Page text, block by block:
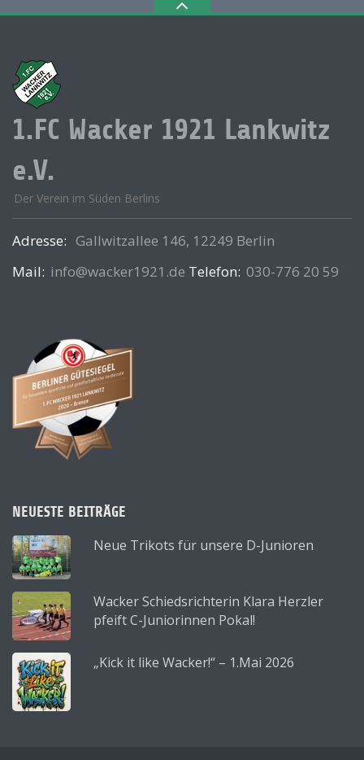
1.FC Wacker 1921 Lankwitz
e.V.
Der Verein im Süden Berlins
Adresse: Gallwitzallee 146, 12249 Berlin
Mail: info@wacker1921.de Telefon: 030-776 20 59
NEUESTE BEITRÄGE
Neue Trikots für unsere D-Junioren
Wacker Schiedsrichterin Klara Herzler
pfeift C-Juniorinnen Pokal!
„Kick it like Wacker!“ – 1.Mai 2026